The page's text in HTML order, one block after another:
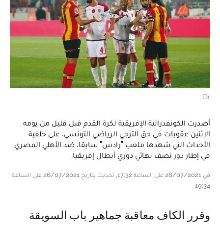
Dr
أصدرت الكونفدرالية الإفريقية لكرة القدم قبل قليل من يومه
الإثنين عقوبات في حق الترجي الرياضي التونسي، على خلفية
الأحداث التي شهدها ملعب "رادس" سابقا، ضد الأهلي المصري
في إطار دور نصف نهائي دوري أبطال إفريقيا.
في 26/07/2021 على الساعة 17:32, تحديث بتاريخ 26/07/2021 على الساعة
19:34
وقرر الكاف معاقبة جماهير باب السويقة